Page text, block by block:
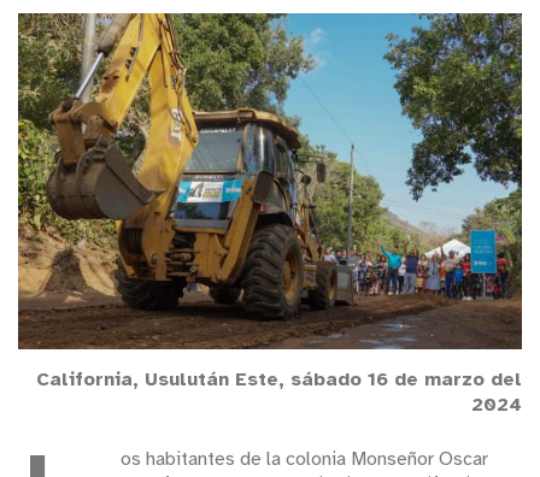
California, Usulután Este, sábado 16 de marzo del
2024
os habitantes de la colonia Monseñor Oscar